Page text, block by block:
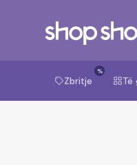
Zbritje
%
Të